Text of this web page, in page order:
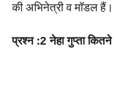
की अभिनेत्री व मॉडल हैं।
प्रश्न :2 नेहा गुप्ता